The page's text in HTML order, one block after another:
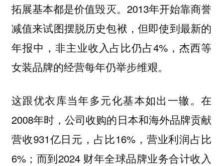
拓展基本都是价值毁灭。2013年开始靠商誉
减值来试图摆脱历史包袱，但即使到最新的
年报中，非主业收入占比仍占4%，杰西等
女装品牌的经营每年仍举步维艰。
这跟优衣库当年多元化基本如出一辙。在
2008年时，公司收购的日本和海外品牌贡献
营收931亿日元，占比16%，营业利润占比
6%；而到2024 财年全球品牌业务合计收入